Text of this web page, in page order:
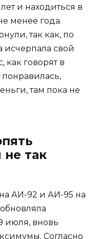
и находиться в
менее года.
так как, по
свой
как говорят в
там пока не
не так
АИ-92 и АИ-95 на
июля, вновь
Согласно